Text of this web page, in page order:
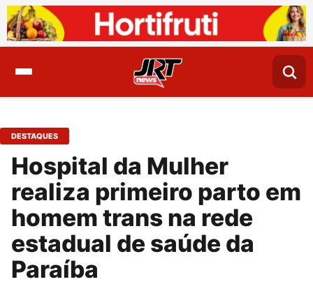
DESTAQUES
Hospital da Mulher
realiza primeiro parto em
homem trans na rede
estadual de saúde da
Paraíba